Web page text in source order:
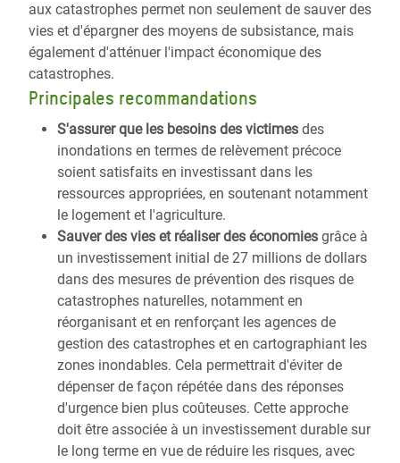
aux catastrophes permet non seulement de sauver des
vies et d'épargner des moyens de subsistance, mais
également d'atténuer l'impact économique des
catastrophes.
Principales recommandations
S'assurer que les besoins des victimes des
inondations en termes de relèvement précoce
soient satisfaits en investissant dans les
ressources appropriées, en soutenant notamment
le logement et l'agriculture.
Sauver des vies et réaliser des économies grâce à
un investissement initial de 27 millions de dollars
dans des mesures de prévention des risques de
catastrophes naturelles, notamment en
réorganisant et en renforçant les agences de
gestion des catastrophes et en cartographiant les
zones inondables. Cela permettrait d'éviter de
dépenser de façon répétée dans des réponses
d'urgence bien plus coûteuses. Cette approche
doit être associée à un investissement durable sur
le long terme en vue de réduire les risques, avec